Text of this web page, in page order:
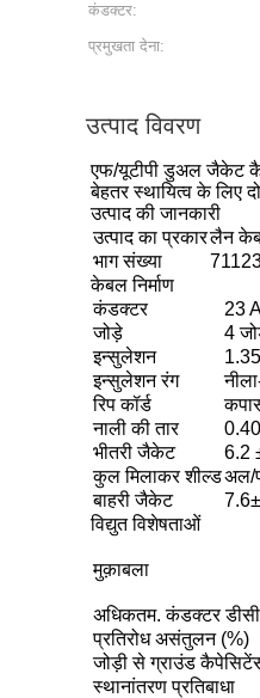
कंडक्टर:
प्रमुखता देना:
उत्पाद विवरण
एफ/यूटीपी डुअल जैकेट
बेहतर स्थायित्व के लिए
उत्पाद की जानकारी
उत्पाद का प्रकारलैन
भाग संख्या
केबल निर्माण
कंडक्टर
23
जोड़े
4
इन्सुलेशन
1.35
इन्सुलेशन रंग
रिप कॉर्ड
नाली की तार
भीतरी जैकेट
6.2
कुल मिलाकर शील्डअल/
बाहरी जैकेट
विद्युत विशेषताओं
मुक़ाबला
अधिकतम. कंडक्टर
प्रतिरोध असंतुलन (%)
जोड़ी से ग्राउंड
स्थानांतरण प्रतिबाधा